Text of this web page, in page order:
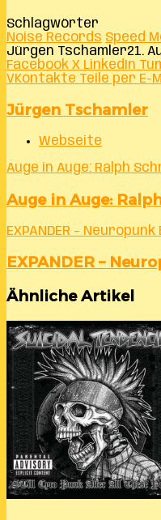
Schlagwörter
Noise Records Speed
Jürgen Tschamler21.
Facebook X LinkedIn
VKontakte Teile per E-
Jürgen Tschamler
Webseite
Auge in Auge: Ralph
Auge in Auge:
EXPANDER –
EXPANDER –
Ähnliche Artikel